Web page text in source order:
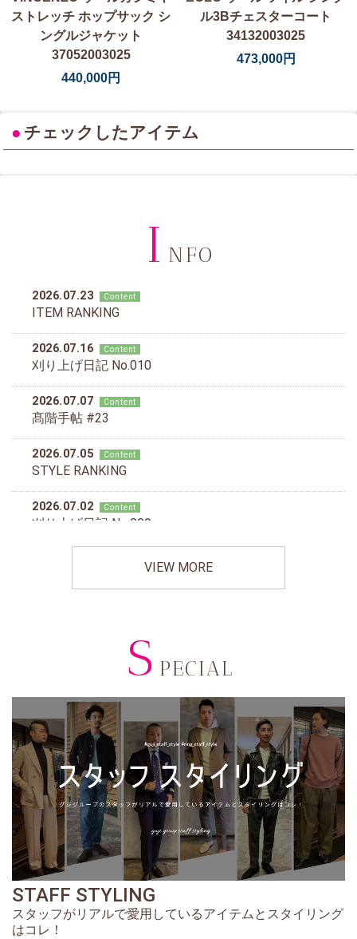
ストレッチ ホップサック シ
ングルジャケット
37052003025
440,000円
ル3Bチェスターコート
34132003025
473,000円
● チェックしたアイテム
I NFO
VIEW MORE
S PECIAL
STAFF STYLING
スタッフがリアルで愛用しているアイテムとスタイリング
はコレ！